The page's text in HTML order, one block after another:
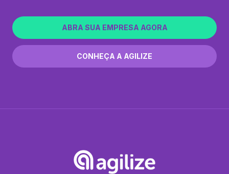
ABRA SUA EMPRESA AGORA
CONHEÇA A AGILIZE